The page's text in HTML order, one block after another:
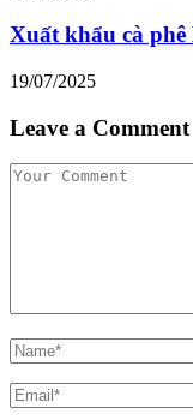
Xuất khẩu cà
19/07/2025
Leave a Comment